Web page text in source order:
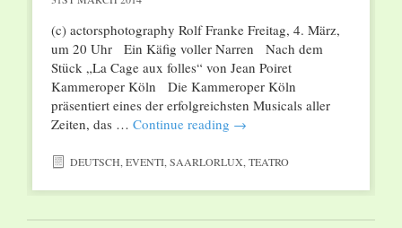
(c) actorsphotography Rolf Franke Freitag, 4. März,
um 20 Uhr Ein Käfig voller Narren Nach dem
Stück „La Cage aux folles“ von Jean Poiret
Kammeroper Köln Die Kammeroper Köln
präsentiert eines der erfolgreichsten Musicals aller
Zeiten, das … Continue reading →
DEUTSCH,EVENTI,SAARLORLUX,TEATRO